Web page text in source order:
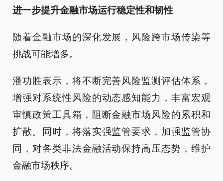
进一步提升金融市场运行稳定性和韧性
随着金融市场的深化发展，风险跨市场传染等
挑战可能增多。
潘功胜表示，将不断完善风险监测评估体系，
增强对系统性风险的动态感知能力，丰富宏观
审慎政策工具箱，阻断金融市场风险的累积和
扩散。同时，将落实强监管要求，加强监管协
同，对各类非法金融活动保持高压态势，维护
金融市场秩序。